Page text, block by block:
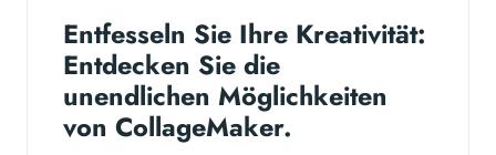
Entfesseln Sie Ihre Kreativität:
Entdecken Sie die
unendlichen Möglichkeiten
von CollageMaker.